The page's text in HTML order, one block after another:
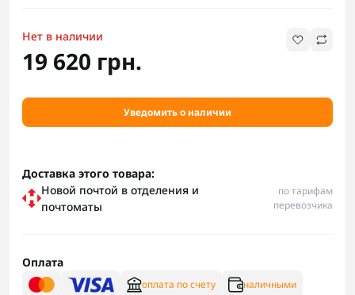
Нет в наличии
19 620 грн.
Уведомить о наличии
Доставка этого товара:
Новой почтой в отделения и
почтоматы
по тарифам
перевозчика
Оплата
оплата по счету наличными